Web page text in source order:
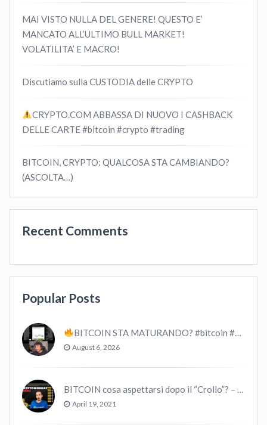
MAI VISTO NULLA DEL GENERE! QUESTO E’
MANCATO ALL’ULTIMO BULL MARKET!
VOLATILITA’ E MACRO!
Discutiamo sulla CUSTODIA delle CRYPTO
CRYPTO.COM ABBASSA DI NUOVO I CASHBACK
DELLE CARTE #bitcoin #crypto #trading
BITCOIN, CRYPTO: QUALCOSA STA CAMBIANDO?
(ASCOLTA…)
Recent Comments
Popular Posts
BITCOIN STA MATURANDO? #bitcoin #crypto #trading
August 6, 2026
BITCOIN cosa aspettarsi dopo il “Crollo”? – CryptoMonday NEWS w16/’21
April 19, 2021